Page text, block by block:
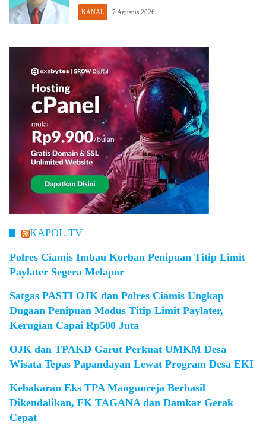
KANAL 7 Agustus 2026
KAPOL.TV
Polres Ciamis Imbau Korban Penipuan Titip Limit
Paylater Segera Melapor
Satgas PASTI OJK dan Polres Ciamis Ungkap
Dugaan Penipuan Modus Titip Limit Paylater,
Kerugian Capai Rp500 Juta
OJK dan TPAKD Garut Perkuat UMKM Desa
Wisata Tepas Papandayan Lewat Program Desa EKI
Kebakaran Eks TPA Mangunreja Berhasil
Dikendalikan, FK TAGANA dan Damkar Gerak
Cepat